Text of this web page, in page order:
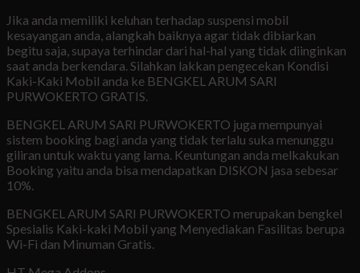
Jika anda memiliki keluhan terhadap suspensi mobil
kesayangan anda, alangkah baiknya agar tidak dibiarkan
begitu saja, supaya terhindar dari hal-hal yang tidak diinginkan
saat anda berkendara. Silahkan lakkan pengecekan Kondisi
Kaki-Kaki Mobil anda ke BENGKEL ARUM SARI
PURWOKERTO GRATIS.
BENGKEL ARUM SARI PURWOKERTO juga mempunyai
sistem booking bagi anda yang tidak terlalu suka menunggu
giliran untuk waktu yang lama. Keuntungan anda melkakukan
Booking yaitu anda bisa mendapatkan DISKON jasa sebesar
10%.
BENGKEL ARUM SARI PURWOKERTO merupakan bengkel
Spesialis Kaki-kaki Mobil yang Menyediakan Fasilitas berupa
Wi-Fi dan Minuman Gratis.